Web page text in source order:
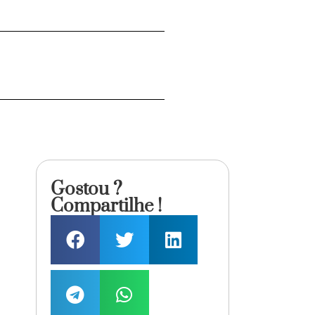
Gostou ?
Compartilhe !